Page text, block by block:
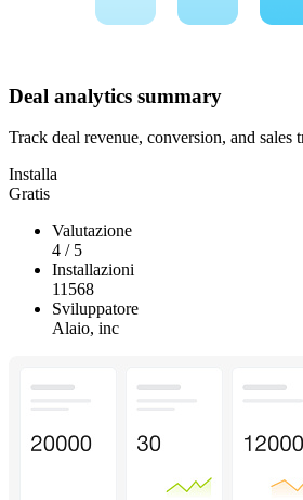
Deal analytics summary
Track deal revenue, conversion, and sales
Installa
Gratis
Valutazione
4 / 5
Installazioni
11568
Sviluppatore
Alaio, inc